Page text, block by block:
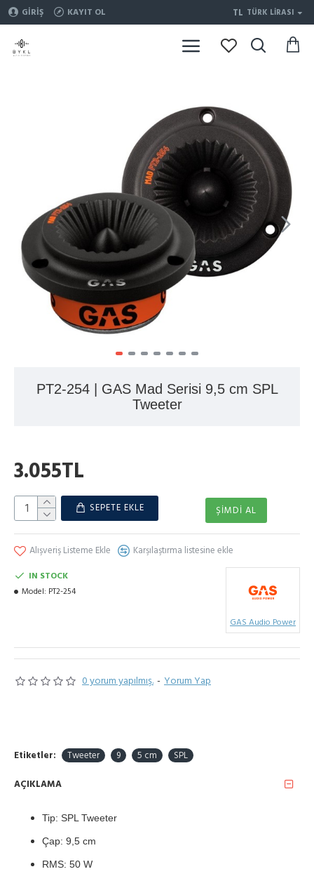
GIRIŞ KAYIT OL TL TÜRK LIRASI
PT2-254 | GAS Mad Serisi 9,5 cm SPL
Tweeter
IN STOCK
Model: PT2-254
GAS Audio Power
0 yorum yapılmış. - Yorum Yap
3.055TL
SEPETE EKLE ŞIMDI AL
Alışveriş Listeme Ekle Karşılaştırma listesine ekle
Etiketler: Tweeter 9 5 cm SPL
AÇIKLAMA
Tip: SPL Tweeter
Çap: 9,5 cm
RMS: 50 W